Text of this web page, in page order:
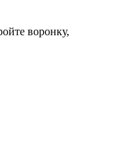
воронку,